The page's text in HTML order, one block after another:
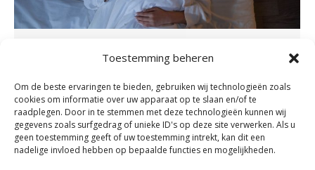
Toestemming beheren
Om de beste ervaringen te bieden, gebruiken wij technologieën zoals
cookies om informatie over uw apparaat op te slaan en/of te
raadplegen. Door in te stemmen met deze technologieën kunnen wij
gegevens zoals surfgedrag of unieke ID's op deze site verwerken. Als u
geen toestemming geeft of uw toestemming intrekt, kan dit een
nadelige invloed hebben op bepaalde functies en mogelijkheden.
De beste slaaphouding voor je rug
Nieuws Byadmin november 16, 2023
Nu veel mensen zo veel mogelijk vanuit huis
werken, wordt er veel aandacht besteed aan de
juiste werkhouding. Maar sta jij er wel eens bij